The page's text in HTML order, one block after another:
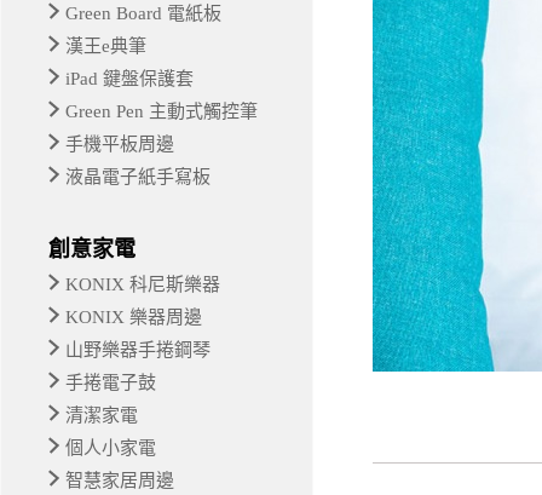
Green Board 電紙板
漢王e典筆
iPad 鍵盤保護套
Green Pen 主動式觸控筆
手機平板周邊
液晶電子紙手寫板
創意家電
KONIX 科尼斯樂器
KONIX 樂器周邊
山野樂器手捲鋼琴
手捲電子鼓
清潔家電
個人小家電
智慧家居周邊